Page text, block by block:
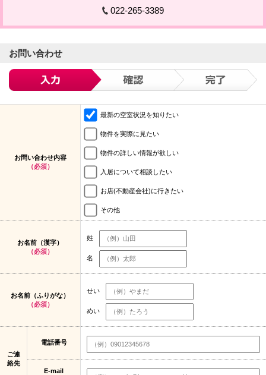
022-265-3389
お問い合わせ
お問い合わせ内容
（必須）
最新の空室状況を知りたい
物件を実際に見たい
物件の詳しい情報が欲しい
入居について相談したい
お店(不動産会社)に行きたい
その他
お名前（漢字）
（必須）
姓
名
お名前（ふりがな）
（必須）
せい
めい
ご連
絡先
電話番号
E-mail